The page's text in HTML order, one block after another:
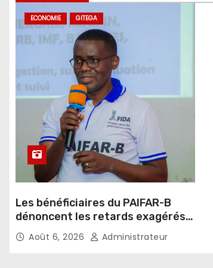
ECONOMIE GITEGA
Les bénéficiaires du PAIFAR-B
dénoncent les retards exagérés
dans l’octroi des crédits agricoles
Août 6, 2026 Administrateur